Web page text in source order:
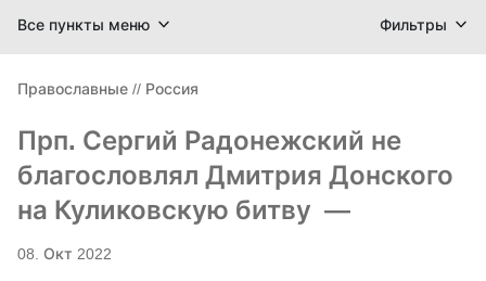
Все пункты меню Фильтры
Православные // Россия
Прп. Сергий Радонежский не
благословлял Дмитрия Донского
на Куликовскую битву —
08. Окт 2022